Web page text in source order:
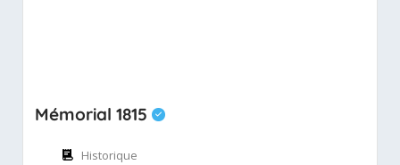
Mémorial 1815
Historique